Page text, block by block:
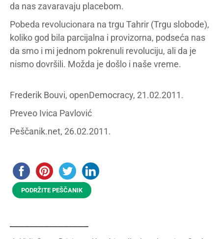
da nas zavaravaju placebom.
Pobeda revolucionara na trgu Tahrir (Trgu slobode),
koliko god bila parcijalna i provizorna, podseća nas
da smo i mi jednom pokrenuli revoluciju, ali da je
nismo dovršili. Možda je došlo i naše vreme.
Frederik Bouvi, openDemocracy, 21.02.2011.
Preveo Ivica Pavlović
Peščanik.net, 26.02.2011.
PODRŽITE PEŠČANIK